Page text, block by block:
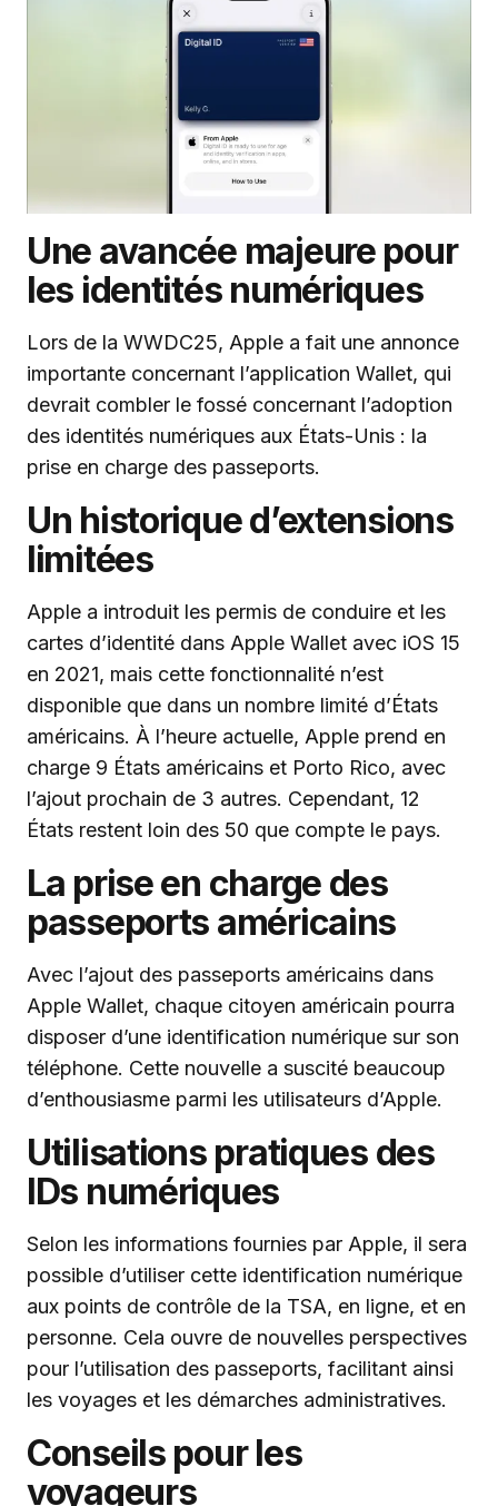
Une avancée majeure pour
les identités numériques
Lors de la WWDC25, Apple a fait une annonce
importante concernant l’application Wallet, qui
devrait combler le fossé concernant l’adoption
des identités numériques aux États-Unis : la
prise en charge des passeports.
Un historique d’extensions
limitées
Apple a introduit les permis de conduire et les
cartes d’identité dans Apple Wallet avec iOS 15
en 2021, mais cette fonctionnalité n’est
disponible que dans un nombre limité d’États
américains. À l’heure actuelle, Apple prend en
charge 9 États américains et Porto Rico, avec
l’ajout prochain de 3 autres. Cependant, 12
États restent loin des 50 que compte le pays.
La prise en charge des
passeports américains
Avec l’ajout des passeports américains dans
Apple Wallet, chaque citoyen américain pourra
disposer d’une identification numérique sur son
téléphone. Cette nouvelle a suscité beaucoup
d’enthousiasme parmi les utilisateurs d’Apple.
Utilisations pratiques des
IDs numériques
Selon les informations fournies par Apple, il sera
possible d’utiliser cette identification numérique
aux points de contrôle de la TSA, en ligne, et en
personne. Cela ouvre de nouvelles perspectives
pour l’utilisation des passeports, facilitant ainsi
les voyages et les démarches administratives.
Conseils pour les
voyageurs